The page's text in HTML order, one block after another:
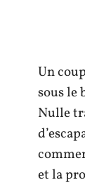
Un
sous le
Nulle
et la